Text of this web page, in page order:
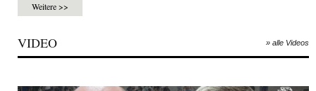
Weitere >>
VIDEO » alle Videos